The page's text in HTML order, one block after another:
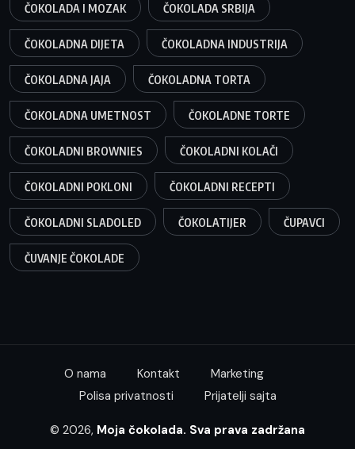
ČOKOLADA I MOZAK ČOKOLADA SRBIJA
ČOKOLADNA DIJETA ČOKOLADNA INDUSTRIJA
ČOKOLADNA JAJA ČOKOLADNA TORTA
ČOKOLADNA UMETNOST ČOKOLADNE TORTE
ČOKOLADNI BROWNIES ČOKOLADNI KOLAČI
ČOKOLADNI POKLONI ČOKOLADNI RECEPTI
ČOKOLADNI SLADOLED ČOKOLATIJER ČUPAVCI
ČUVANJE ČOKOLADE
O nama Kontakt
Marketing
Polisa privatnosti
Prijatelji sajta
© 2026, Moja čokolada. Sva prava zadržana